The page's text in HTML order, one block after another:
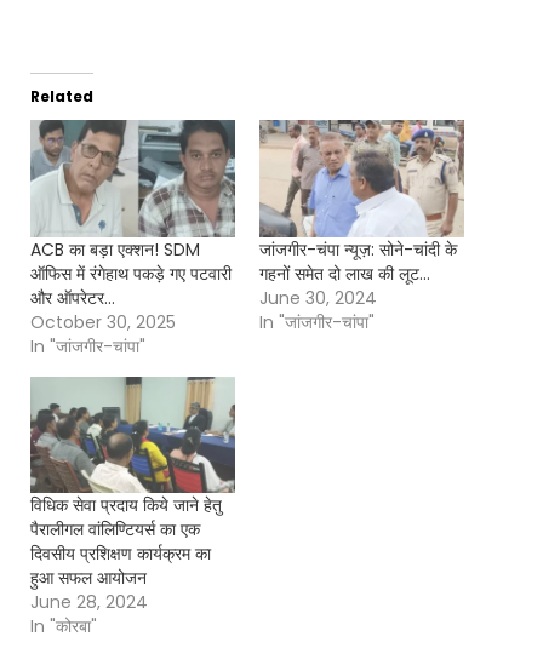
Related
ACB का बड़ा एक्शन! SDM
ऑफिस में रंगेहाथ पकड़े गए पटवारी
और ऑपरेटर…
October 30, 2025
In "जांजगीर-चांपा"
जांजगीर-चंपा न्यूज़: सोने-चांदी के
गहनों समेत दो लाख की लूट…
June 30, 2024
In "जांजगीर-चांपा"
विधिक सेवा प्रदाय किये जाने हेतु
पैरालीगल वांलिण्टियर्स का एक
दिवसीय प्रशिक्षण कार्यक्रम का
हुआ सफल आयोजन
June 28, 2024
In "कोरबा"